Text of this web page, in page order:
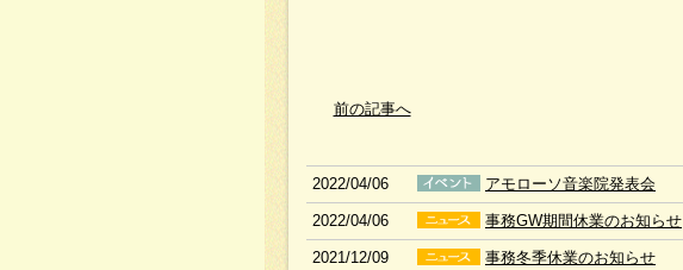
前の記事へ
2022/04/06 アモローソ音楽院発表会
2022/04/06 事務GW期間休業のお知らせ
2021/12/09 事務冬季休業のお知らせ